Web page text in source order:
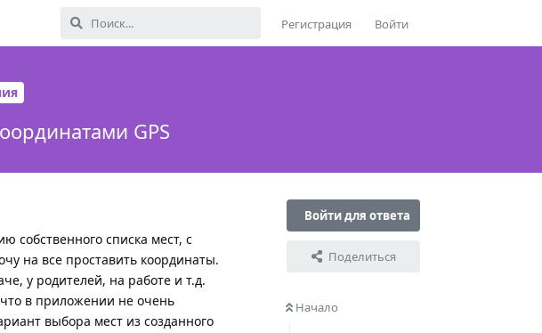
Регистрация Войти
GPS
Войти для ответа
Поделиться
Начало
собственного списка мест, с
на все проставить координаты.
у родителей, на работе и т.д.
в приложении не очень
выбора мест из созданного